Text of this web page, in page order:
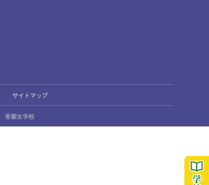
サイトマップ
香蘭女学校